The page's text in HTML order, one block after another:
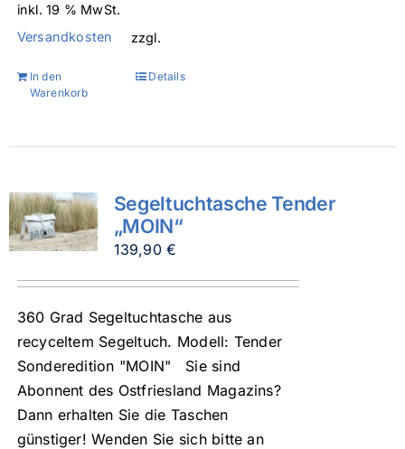
inkl. 19 % MwSt.
zzgl.
Versandkosten
In den
Warenkorb
Details
Segeltuchtasche Tender
„MOIN“
139,90€
360 Grad Segeltuchtasche aus
recyceltem Segeltuch. Modell: Tender
Sonderedition "MOIN" Sie sind
Abonnent des Ostfriesland Magazins?
Dann erhalten Sie die Taschen
günstiger! Wenden Sie sich bitte an